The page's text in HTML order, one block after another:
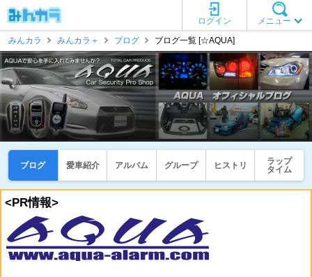
メニュー
ログイン
みんカラ
みんカラ＋ ブログ ブログ一覧 [☆AQUA]
ブログ 愛車紹介 アルバム グループ ヒストリ
ラップ
タイム
<PR情報>